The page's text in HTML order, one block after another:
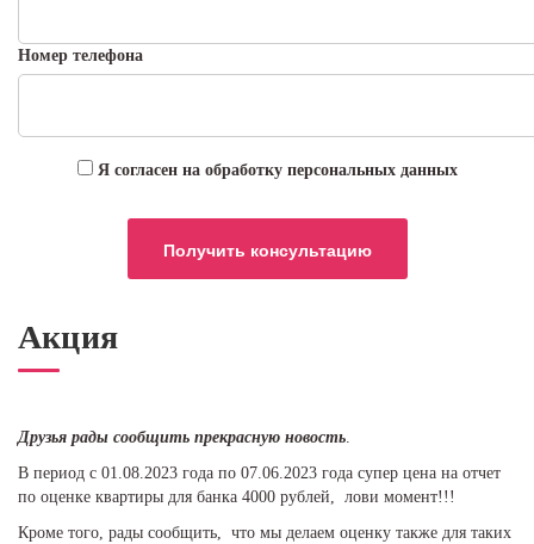
Номер телефона
Я согласен на обработку персональных данных
Акция
Друзья рады сообщить прекрасную новость
В период с 01.08.2023 года по 07.06.2023 года супер цена на отчет
по оценке квартиры для банка 4000 рублей, лови момент!!!
Кроме того, рады сообщить, что мы делаем оценку также для таких